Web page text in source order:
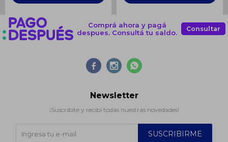
Comprá ahora y pagá
despues. Consultá tu saldo.
Consultar
  
Newsletter
¡Suscribite y recibí todas nuestras novedades!
SUSCRIBIRME